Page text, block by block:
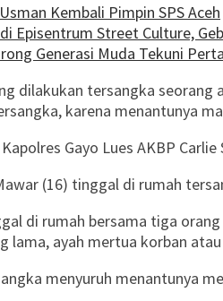
Kembali Pimpin SPS Aceh
Episentrum Street Culture,
Generasi Muda Tekuni
dilakukan tersangka
karena menantunya
Gayo Lues AKBP
(16) tinggal di rumah
di rumah bersama tiga orang
lama, ayah mertua korban
menyuruh menantunya